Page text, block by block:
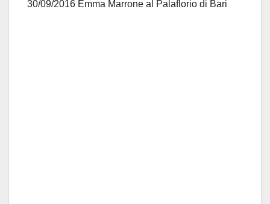
30/09/2016 Emma Marrone al Palaflorio di Bari